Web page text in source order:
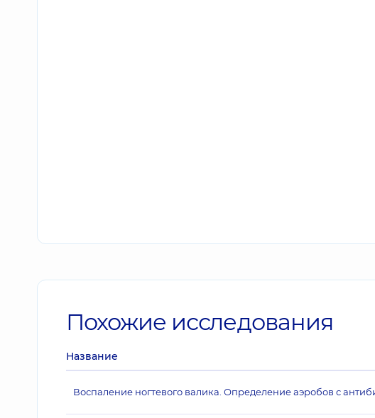
Похожие исследования
Название
Воспаление ногтевого валика. Определение аэробов с